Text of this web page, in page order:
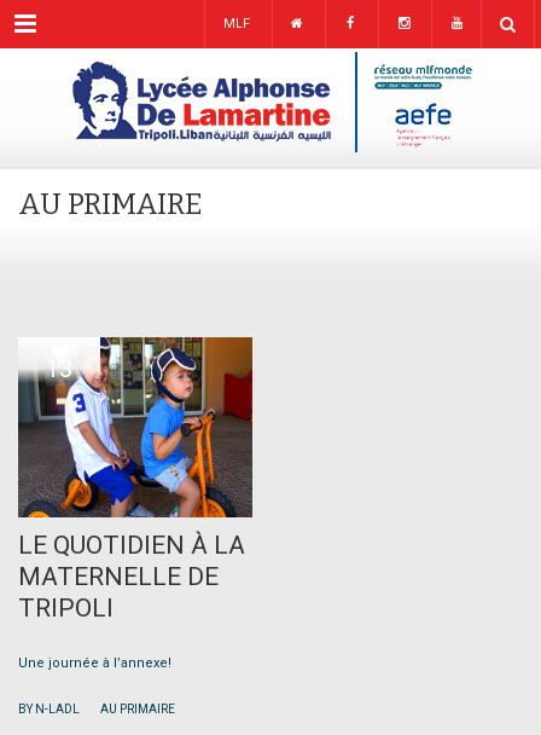
Menu MLF
AU PRIMAIRE
13
LE QUOTIDIEN À LA
MATERNELLE DE
TRIPOLI
Une journée à l’annexe!
BY N-LADL AU PRIMAIRE